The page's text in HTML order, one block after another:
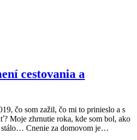
cestovania a
čo som zažil, čo mi to prinieslo a s
Moje zhrnutie roka, kde som bol, ako
Cnenie za domovom je…